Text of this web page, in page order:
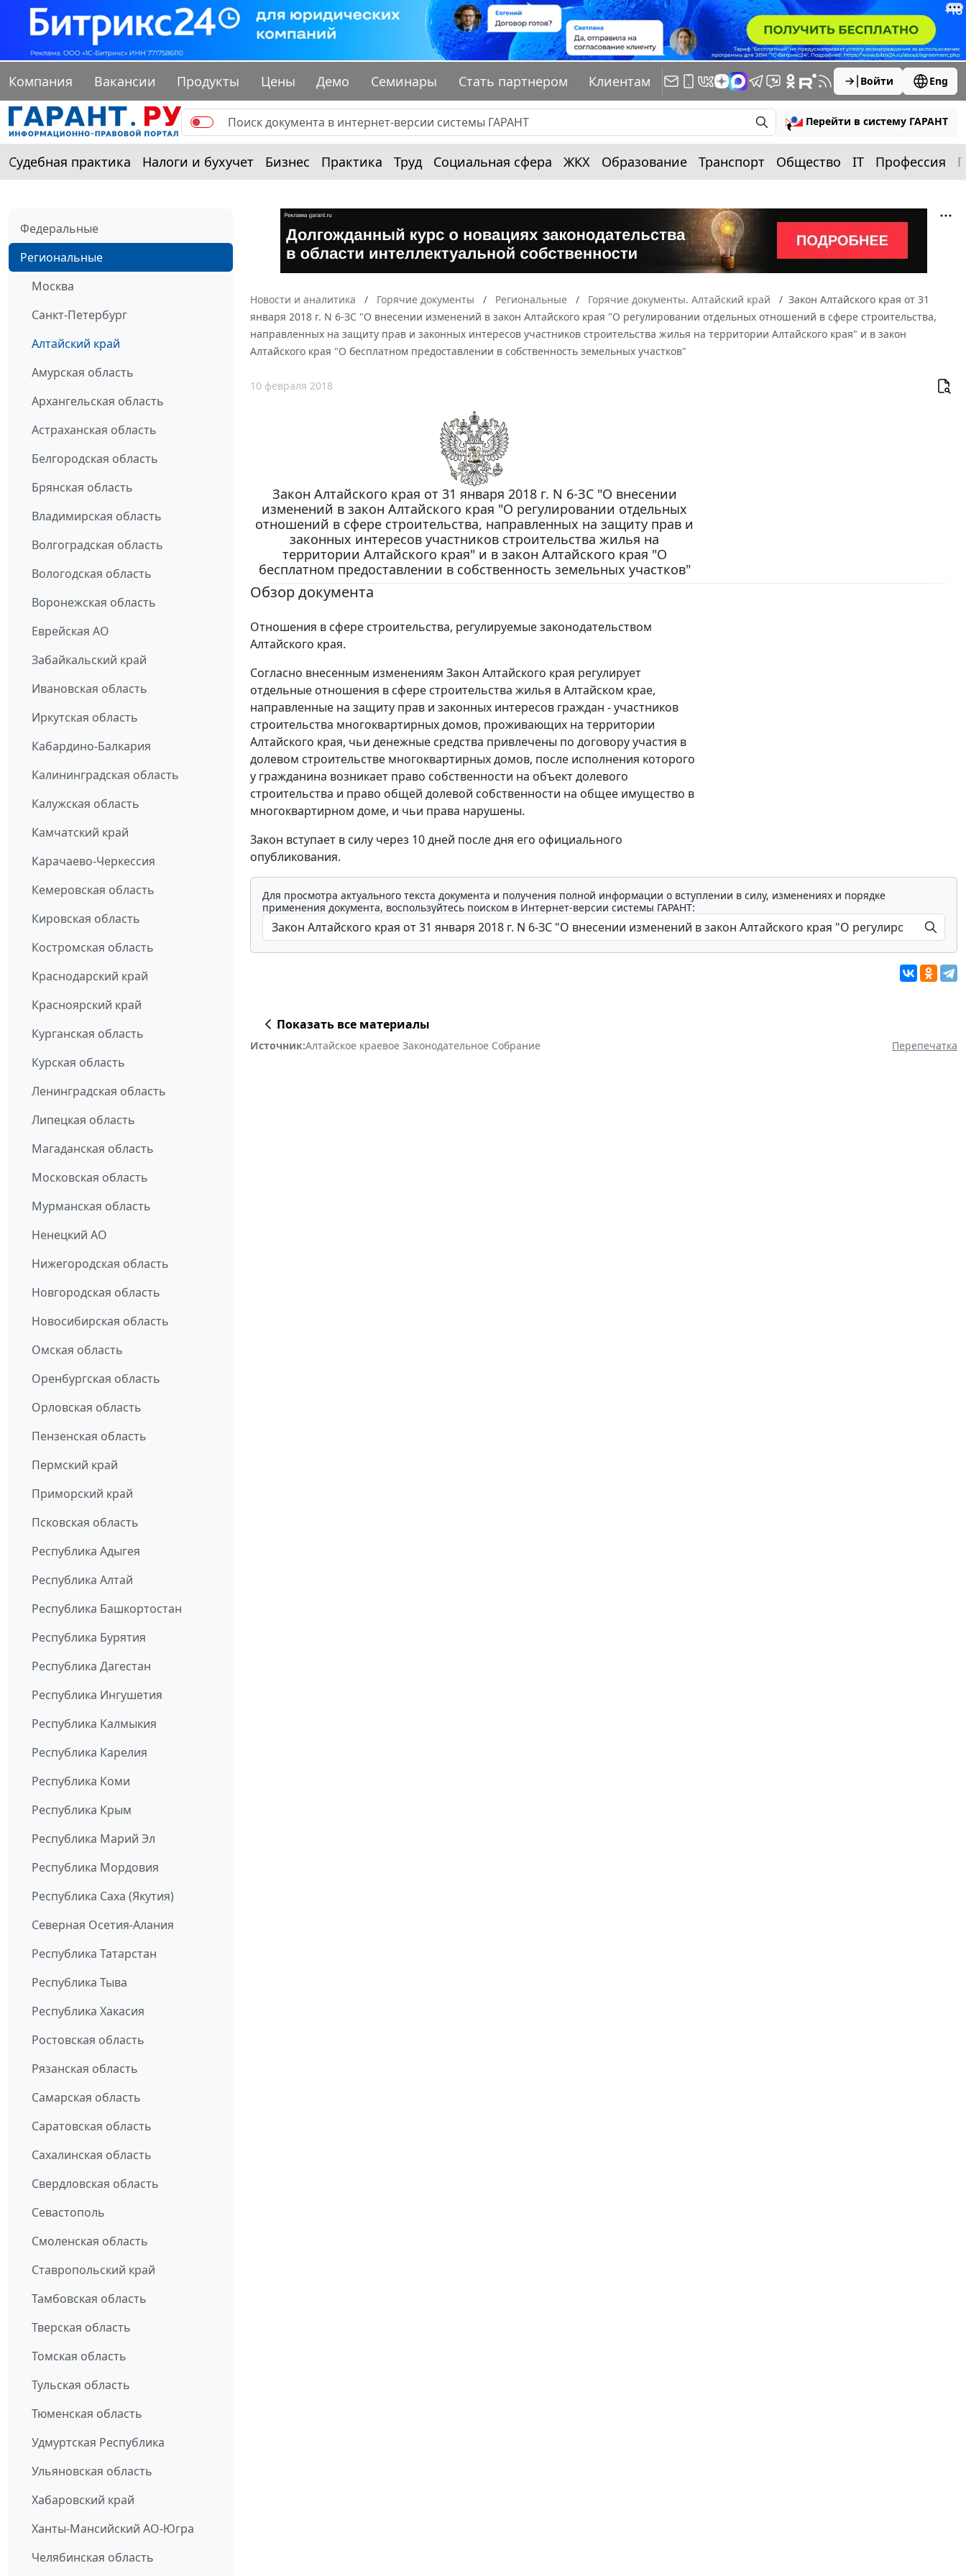
Компания Вакансии Продукты Цены Демо Семинары Стать партнером Клиентам Войти Eng
Перейти в систему ГАРАНТ
Судебная практика Налоги и бухучет Бизнес Практика Труд Социальная сфера ЖКХ Образование Транспорт Общество IT Профессия
Федеральные
Региональные
Москва
Санкт-Петербург
Алтайский край
Амурская область
Архангельская область
Астраханская область
Белгородская область
Брянская область
Владимирская область
Волгоградская область
Вологодская область
Воронежская область
Еврейская АО
Забайкальский край
Ивановская область
Иркутская область
Кабардино-Балкария
Калининградская область
Калужская область
Камчатский край
Карачаево-Черкессия
Кемеровская область
Кировская область
Костромская область
Краснодарский край
Красноярский край
Курганская область
Курская область
Ленинградская область
Липецкая область
Магаданская область
Московская область
Мурманская область
Ненецкий АО
Нижегородская область
Новгородская область
Новосибирская область
Омская область
Оренбургская область
Орловская область
Пензенская область
Пермский край
Приморский край
Псковская область
Республика Адыгея
Республика Алтай
Республика Башкортостан
Республика Бурятия
Республика Дагестан
Республика Ингушетия
Республика Калмыкия
Республика Карелия
Республика Коми
Республика Крым
Республика Марий Эл
Республика Мордовия
Республика Саха (Якутия)
Северная Осетия-Алания
Республика Татарстан
Республика Тыва
Республика Хакасия
Ростовская область
Рязанская область
Самарская область
Саратовская область
Сахалинская область
Свердловская область
Севастополь
Смоленская область
Ставропольский край
Тамбовская область
Тверская область
Томская область
Тульская область
Тюменская область
Удмуртская Республика
Ульяновская область
Хабаровский край
Ханты-Мансийский АО-Югра
Челябинская область
Новости и аналитика Горячие документы Региональные Горячие документы. Алтайский край
Закон Алтайского края от 31
января 2018 г. N 6-ЗС "О внесении изменений в закон Алтайского края "О регулировании отдельных отношений в сфере строительства,
направленных на защиту прав и законных интересов участников строительства жилья на территории Алтайского края" и в закон
Алтайского края "О бесплатном предоставлении в собственность земельных участков"
10 февраля 2018
Закон Алтайского края от 31 января 2018 г. N 6-ЗС "О внесении
изменений в закон Алтайского края "О регулировании отдельных
отношений в сфере строительства, направленных на защиту прав и
законных интересов участников строительства жилья на
территории Алтайского края" и в закон Алтайского края "О
бесплатном предоставлении в собственность земельных участков"
Обзор документа
Отношения в сфере строительства, регулируемые законодательством
Алтайского края.
Согласно внесенным изменениям Закон Алтайского края регулирует
отдельные отношения в сфере строительства жилья в Алтайском крае,
направленные на защиту прав и законных интересов граждан - участников
строительства многоквартирных домов, проживающих на территории
Алтайского края, чьи денежные средства привлечены по договору участия в
долевом строительстве многоквартирных домов, после исполнения которого
у гражданина возникает право собственности на объект долевого
строительства и право общей долевой собственности на общее имущество в
многоквартирном доме, и чьи права нарушены.
Закон вступает в силу через 10 дней после дня его официального
опубликования.
Для просмотра актуального текста документа и получения полной информации о вступлении в силу, изменениях и порядке
применения документа, воспользуйтесь поиском в Интернет-версии системы ГАРАНТ:
Показать все материалы
Источник:Алтайское краевое Законодательное Собрание Перепечатка